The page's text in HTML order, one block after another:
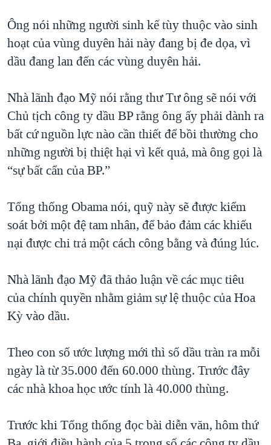
Ông nói những người sinh kế tùy thuộc vào sinh
hoạt của vùng duyên hải này đang bị đe dọa, vì
dầu đang lan đến các vùng duyên hải.
Nhà lãnh đạo Mỹ nói rằng thư Tư ông sẽ nói với
Chủ tịch công ty dầu BP rằng ông ấy phải dành ra
bất cứ nguồn lực nào cần thiết để bồi thường cho
những người bị thiệt hại vì kết quả, mà ông gọi là
“sự bất cẩn của BP.”
Tổng thống Obama nói, quỹ này sẽ được kiểm
soát bởi một đệ tam nhân, để bảo đảm các khiếu
nại được chi trả một cách công bằng và đúng lúc.
Nhà lãnh đạo Mỹ đã thảo luận về các mục tiêu
của chính quyền nhằm giảm sự lệ thuộc của Hoa
Kỳ vào dầu.
Theo con số ước lượng mới thì số dầu tràn ra mỗi
ngày là từ 35.000 đến 60.000 thùng. Trước đây
các nhà khoa học ước tính là 40.000 thùng.
Trước khi Tổng thống đọc bài diễn văn, hôm thứ